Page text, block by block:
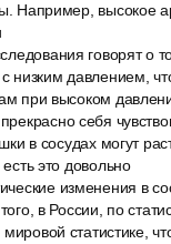
Например, высокое
говорят о
низким давлением,
при высоком
себя
в сосудах могут
это довольно
изменения в
в России, по
статистике,